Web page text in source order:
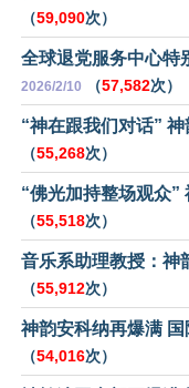
（59,090次）
全球退党服务中心特
2026/2/10 （57,582次）
“神在跟我们对话”
（55,268次）
“佛光加持整场观众”
（55,518次）
音乐系助理教授：神
（55,912次）
神韵安科纳再爆满
（54,016次）